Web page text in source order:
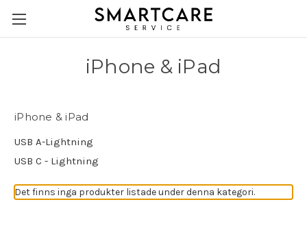
iPhone & iPad
iPhone & iPad
USB A-Lightning
USB C - Lightning
Det finns inga produkter listade under denna kategori.